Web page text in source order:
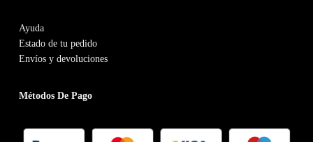
Ayuda
Estado de tu pedido
Envíos y devoluciones
Métodos De Pago